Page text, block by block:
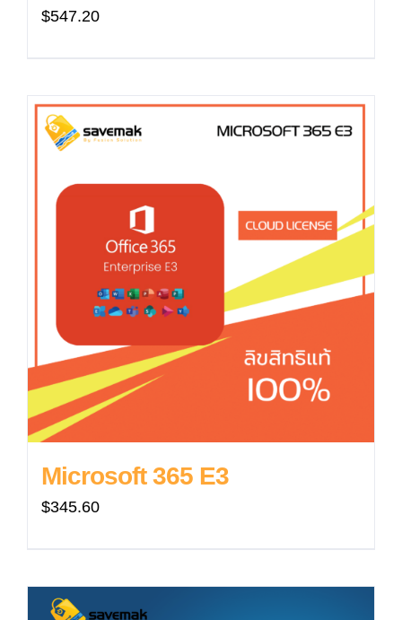
$547.20
Microsoft 365 E3
$345.60